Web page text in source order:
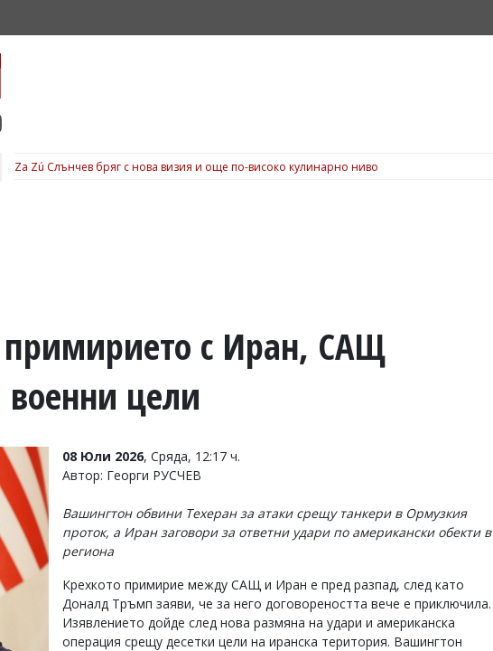
Za Zú Слънчев бряг с нова визия и още по-високо кулинарно ниво
с Иран, САЩ
военни цели
08 Юли 2026, Сряда, 12:17 ч.
Автор: Георги РУСЧЕВ
Вашингтон обвини Техеран за атаки срещу танкери в Ормузкия
проток, а Иран заговори за ответни удари по американски обекти в
региона
Крехкото примирие между САЩ и Иран е пред разпад, след като
Доналд Тръмп заяви, че за него договореността вече е приключила.
Изявлението дойде след нова размяна на удари и американска
операция срещу десетки цели на иранска територия. Вашингтон